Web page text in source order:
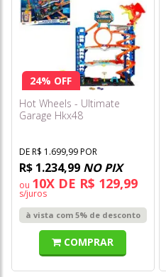
24% OFF
Hot Wheels - Ultimate
Garage Hkx48
DE R$ 1.699,99 POR
R$ 1.234,99 NO PIX
ou 10X DE R$ 129,99
s/juros
à vista com 5% de desconto
COMPRAR